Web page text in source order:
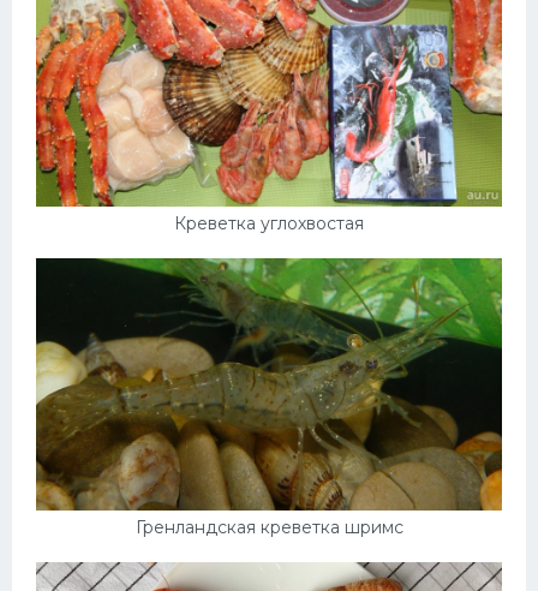
Креветка углохвостая
Гренландская креветка шримс